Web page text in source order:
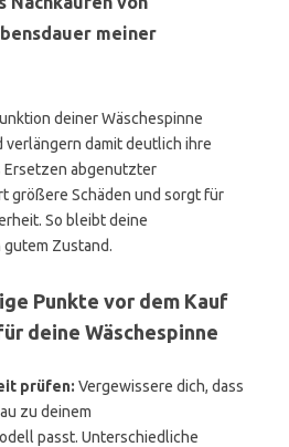
meiner
deiner Wäschespinne
damit deutlich ihre
Ersetzen abgenutzter
größere Schäden und sorgt für
So bleibt deine
Zustand.
Punkte vor dem Kauf
deine Wäschespinne
prüfen: Vergewissere dich, dass
zu deinem
passt. Unterschiedliche